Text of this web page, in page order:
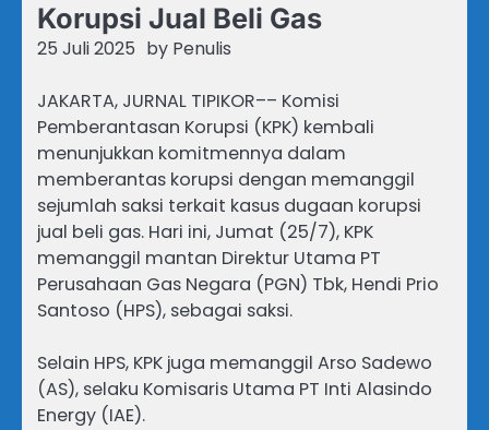
Korupsi Jual Beli Gas
25 Juli 2025 by Penulis
JAKARTA, JURNAL TIPIKOR–– Komisi
Pemberantasan Korupsi (KPK) kembali
menunjukkan komitmennya dalam
memberantas korupsi dengan memanggil
sejumlah saksi terkait kasus dugaan korupsi
jual beli gas. Hari ini, Jumat (25/7), KPK
memanggil mantan Direktur Utama PT
Perusahaan Gas Negara (PGN) Tbk, Hendi Prio
Santoso (HPS), sebagai saksi.
Selain HPS, KPK juga memanggil Arso Sadewo
(AS), selaku Komisaris Utama PT Inti Alasindo
Energy (IAE).